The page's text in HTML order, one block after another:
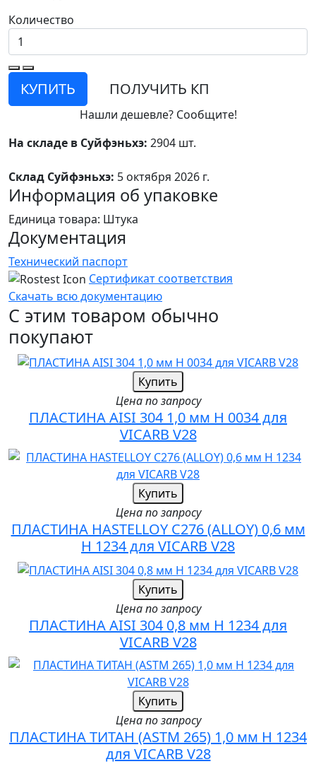
Количество
КУПИТЬ ПОЛУЧИТЬ КП
Нашли дешевле? Сообщите!
На складе в Суйфэньхэ: 2904 шт.
Склад Суйфэньхэ: 5 октября 2026 г.
Информация об упаковке
Единица товара: Штука
Документация
Технический паспорт
Сертификат соответствия
Скачать всю документацию
С этим товаром обычно
покупают
Купить
Цена по запросу
ПЛАСТИНА AISI 304 1,0 мм H 0034 для
VICARB V28
Купить
Цена по запросу
ПЛАСТИНА HASTELLOY C276 (ALLOY) 0,6 мм
H 1234 для VICARB V28
Купить
Цена по запросу
ПЛАСТИНА AISI 304 0,8 мм H 1234 для
VICARB V28
Купить
Цена по запросу
ПЛАСТИНА ТИТАН (ASTM 265) 1,0 мм H 1234
для VICARB V28